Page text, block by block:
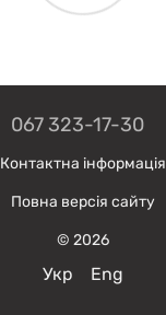
067 323-17-30
Контактна інформація
Повна версія сайту
© 2026
Укр Eng